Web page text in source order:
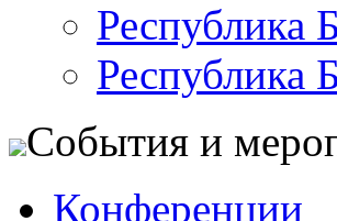
Республика
Республика
События и
Конференции